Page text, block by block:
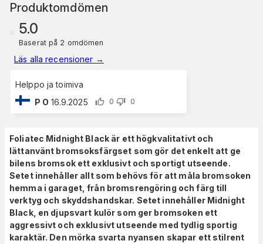
Produktomdömen
5.0
Baserat på 2 omdömen
Läs alla recensioner →
Helppo ja toimiva
P O 16.9.2025 0 0
Foliatec Midnight Black är ett högkvalitativt och
lättanvänt bromsoksfärgset som gör det enkelt att ge
bilens bromsok ett exklusivt och sportigt utseende.
Setet innehåller allt som behövs för att måla bromsoken
hemma i garaget, från bromsrengöring och färg till
verktyg och skyddshandskar. Setet innehåller Midnight
Black, en djupsvart kulör som ger bromsoken ett
aggressivt och exklusivt utseende med tydlig sportig
karaktär. Den mörka svarta nyansen skapar ett stilrent